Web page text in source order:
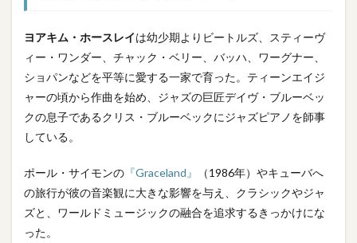
ヨアキム・ホースレイは幼少期よりビートルズ、スティーヴ
ィー・ワンダー、チャック・ベリー、バッハ、ワーグナー、
ショパンなどを平等に愛する一家で育った。ティーンエイジ
ャーの頃から作曲を始め、ジャズの巨匠デイヴ・ブルーベッ
クの息子であるクリス・ブルーベックにジャズピアノを師事
している。
ポール・サイモンの 『Graceland』
（1986年）やキューバへ
の旅行が彼の音楽観に大きな影響を与え、クラシックやジャ
ズと、ワールドミュージックの融合を追求するきっかけにな
った。